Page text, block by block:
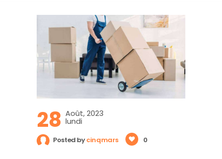
28 Août, 2023
lundi
Posted bycinqmars 0